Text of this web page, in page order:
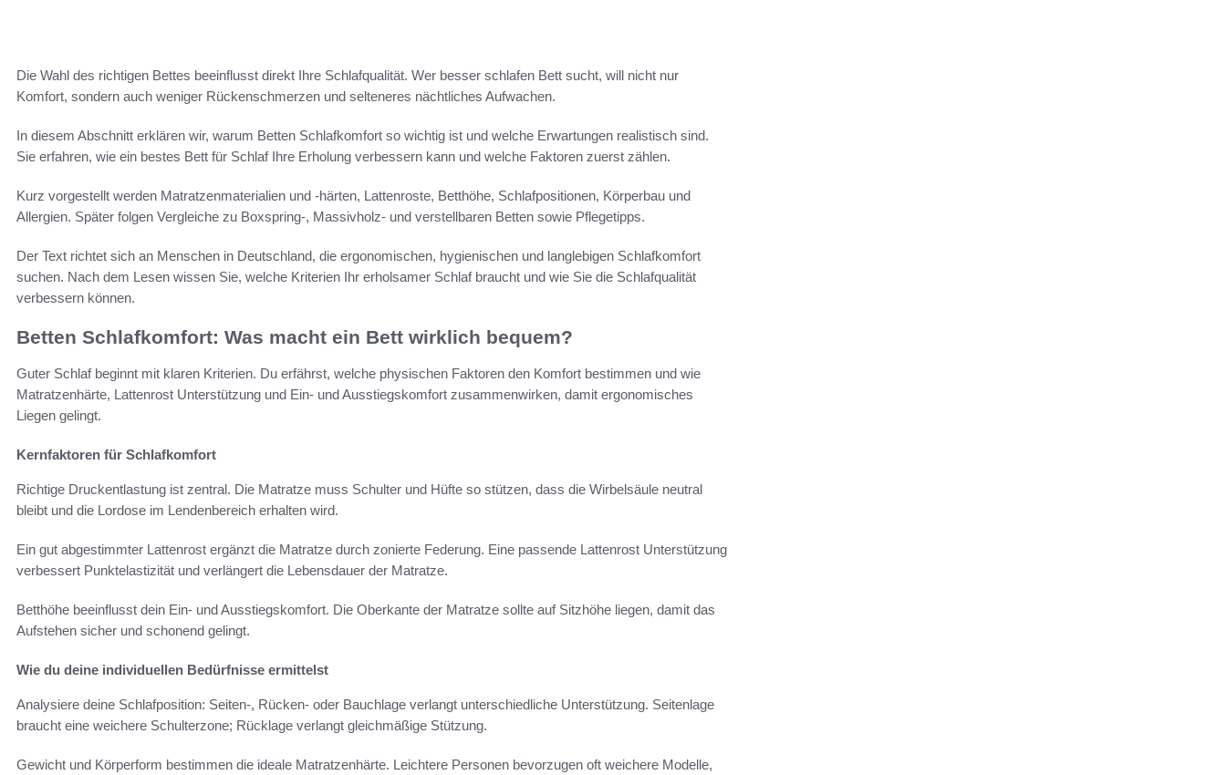
Die Wahl des richtigen Bettes beeinflusst direkt Ihre Schlafqualität. Wer besser schlafen Bett sucht, will nicht nur
Komfort, sondern auch weniger Rückenschmerzen und selteneres nächtliches Aufwachen.
In diesem Abschnitt erklären wir, warum Betten Schlafkomfort so wichtig ist und welche Erwartungen realistisch sind.
Sie erfahren, wie ein bestes Bett für Schlaf Ihre Erholung verbessern kann und welche Faktoren zuerst zählen.
Kurz vorgestellt werden Matratzenmaterialien und -härten, Lattenroste, Betthöhe, Schlafpositionen, Körperbau und
Allergien. Später folgen Vergleiche zu Boxspring-, Massivholz- und verstellbaren Betten sowie Pflegetipps.
Der Text richtet sich an Menschen in Deutschland, die ergonomischen, hygienischen und langlebigen Schlafkomfort
suchen. Nach dem Lesen wissen Sie, welche Kriterien Ihr erholsamer Schlaf braucht und wie Sie die Schlafqualität
verbessern können.
Betten Schlafkomfort: Was macht ein Bett wirklich bequem?
Guter Schlaf beginnt mit klaren Kriterien. Du erfährst, welche physischen Faktoren den Komfort bestimmen und wie
Matratzenhärte, Lattenrost Unterstützung und Ein- und Ausstiegskomfort zusammenwirken, damit ergonomisches
Liegen gelingt.
Kernfaktoren für Schlafkomfort
Richtige Druckentlastung ist zentral. Die Matratze muss Schulter und Hüfte so stützen, dass die Wirbelsäule neutral
bleibt und die Lordose im Lendenbereich erhalten wird.
Ein gut abgestimmter Lattenrost ergänzt die Matratze durch zonierte Federung. Eine passende Lattenrost Unterstützung
verbessert Punktelastizität und verlängert die Lebensdauer der Matratze.
Betthöhe beeinflusst dein Ein- und Ausstiegskomfort. Die Oberkante der Matratze sollte auf Sitzhöhe liegen, damit das
Aufstehen sicher und schonend gelingt.
Wie du deine individuellen Bedürfnisse ermittelst
Analysiere deine Schlafposition: Seiten-, Rücken- oder Bauchlage verlangt unterschiedliche Unterstützung. Seitenlage
braucht eine weichere Schulterzone; Rücklage verlangt gleichmäßige Stützung.
Gewicht und Körperform bestimmen die ideale Matratzenhärte. Leichtere Personen bevorzugen oft weichere Modelle,